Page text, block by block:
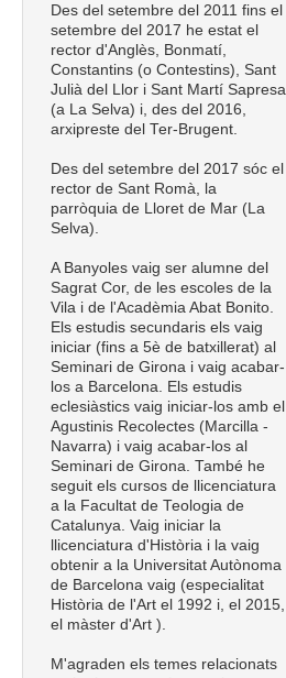
Des del setembre del 2011 fins el
setembre del 2017 he estat el
rector d'Anglès, Bonmatí,
Constantins (o Contestins), Sant
Julià del Llor i Sant Martí Sapresa
(a La Selva) i, des del 2016,
arxipreste del Ter-Brugent.
Des del setembre del 2017 sóc el
rector de Sant Romà, la
parròquia de Lloret de Mar (La
Selva).
A Banyoles vaig ser alumne del
Sagrat Cor, de les escoles de la
Vila i de l'Acadèmia Abat Bonito.
Els estudis secundaris els vaig
iniciar (fins a 5è de batxillerat) al
Seminari de Girona i vaig acabar-
los a Barcelona. Els estudis
eclesiàstics vaig iniciar-los amb el
Agustinis Recolectes (Marcilla -
Navarra) i vaig acabar-los al
Seminari de Girona. També he
seguit els cursos de llicenciatura
a la Facultat de Teologia de
Catalunya. Vaig iniciar la
llicenciatura d'Història i la vaig
obtenir a la Universitat Autònoma
de Barcelona vaig (especialitat
Història de l'Art el 1992 i, el 2015,
el màster d'Art ).
M'agraden els temes relacionats